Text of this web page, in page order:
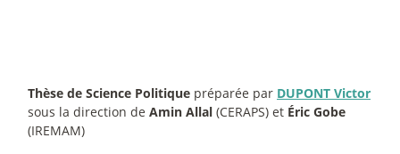
Thèse de Science Politique préparée par DUPONT Victor
sous la direction de Amin Allal (CERAPS) et Éric Gobe
(IREMAM)